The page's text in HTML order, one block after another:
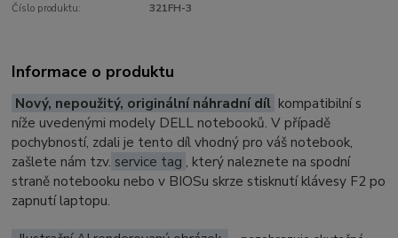
Číslo produktu: 321FH-3
Informace o produktu
Nový, nepoužitý, originální náhradní díl kompatibilní s
níže uvedenými modely DELL notebooků. V případě
pochybností, zdali je tento díl vhodný pro váš notebook,
zašlete nám tzv. service tag , který naleznete na spodní
straně notebooku nebo v BIOSu skrze stisknutí klávesy F2 po
zapnutí laptopu.